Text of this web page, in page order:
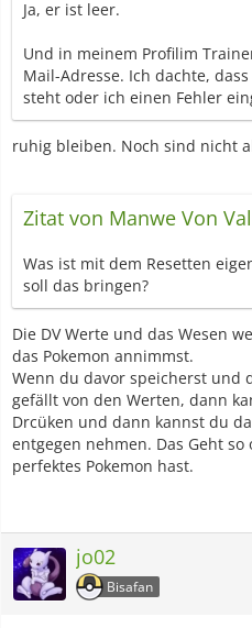
Ja, er ist leer.
Und in meinem Profilim
Mail-Adresse. Ich dachte,
steht oder ich einen Fehler
ruhig bleiben. Noch sind nicht
Zitat von Manwe Von
Was ist mit dem Resetten
soll das bringen?
Die DV Werte und das Wesen
das Pokemon annimmst.
Wenn du davor speicherst und
gefällt von den Werten, dann
Drcüken und dann kannst du
entgegen nehmen. Das Geht
perfektes Pokemon hast.
jo02
Bisafan